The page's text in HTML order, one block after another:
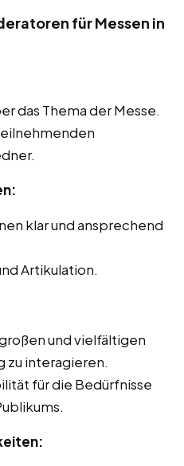
für Messen in
das Thema der Messe.
klar und ansprechend
Artikulation.
und vielfältigen
zu interagieren.
für die Bedürfnisse